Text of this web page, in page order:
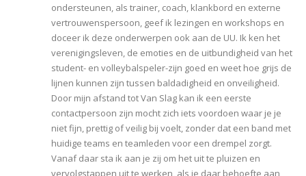
ondersteunen, als trainer, coach, klankbord en externe
vertrouwenspersoon, geef ik lezingen en workshops en
doceer ik deze onderwerpen ook aan de UU. Ik ken het
verenigingsleven, de emoties en de uitbundigheid van het
student- en volleybalspeler-zijn goed en weet hoe grijs de
lijnen kunnen zijn tussen baldadigheid en onveiligheid.
Door mijn afstand tot Van Slag kan ik een eerste
contactpersoon zijn mocht zich iets voordoen waar je je
niet fijn, prettig of veilig bij voelt, zonder dat een band met
huidige teams en teamleden voor een drempel zorgt.
Vanaf daar sta ik aan je zij om het uit te pluizen en
vervolgstappen uit te werken, als je daar behoefte aan